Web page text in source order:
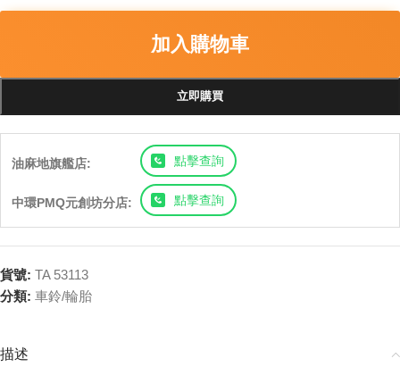
加入購物車
立即購買
油麻地旗艦店: 點擊查詢
中環PMQ元創坊分店: 點擊查詢
貨號: TA 53113
分類: 車鈴/輪胎
描述